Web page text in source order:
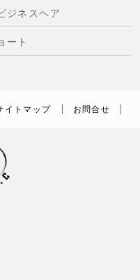
ジネスヘア
ート
イトマップ お問合せ